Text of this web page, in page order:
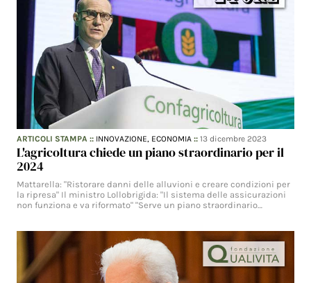
ARTICOLI STAMPA :: INNOVAZIONE, ECONOMIA ::13 dicembre 2023
L'agricoltura chiede un piano straordinario per il
2024
Mattarella: "Ristorare danni delle alluvioni e creare condizioni per
la ripresa" Il ministro Lollobrigida: "Il sistema delle assicurazioni
non funziona e va riformato" "Serve un piano straordinario…